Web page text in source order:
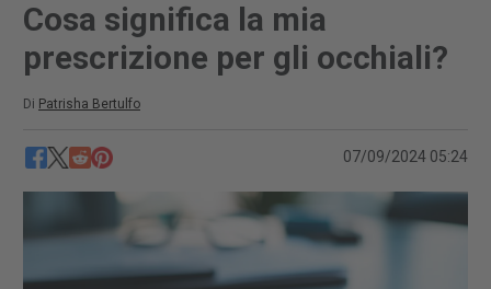
Cosa significa la mia
prescrizione per gli occhiali?
Di Patrisha Bertulfo
07/09/2024 05:24